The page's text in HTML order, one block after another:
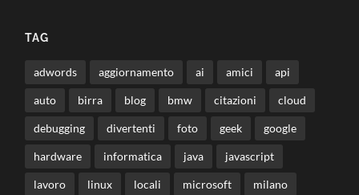
TAG
adwords aggiornamento ai amici api
auto birra blog bmw citazioni cloud
debugging divertenti foto geek google
hardware informatica java javascript
lavoro linux locali microsoft milano